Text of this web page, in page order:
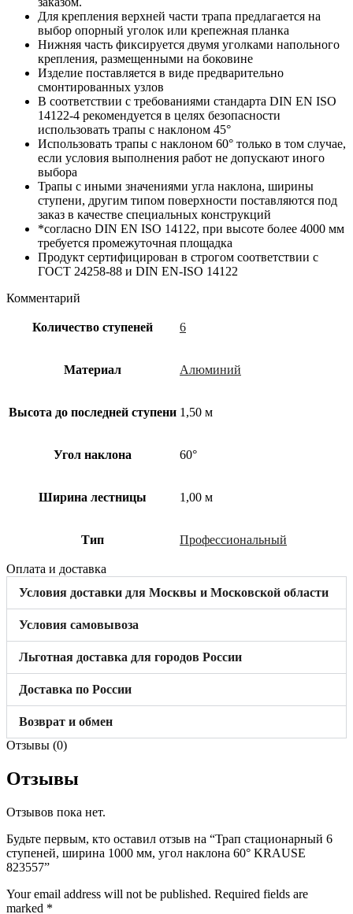
Для крепления верхней части трапа предлагается на
выбор опорный уголок или крепежная планка
Нижняя часть фиксируется двумя уголками напольного
крепления, размещенными на боковине
Изделие поставляется в виде предварительно
смонтированных узлов
В соответствии с требованиями стандарта DIN EN ISO
14122-4 рекомендуется в целях безопасности
использовать трапы с наклоном 45°
Использовать трапы с наклоном 60° только в том случае,
если условия выполнения работ не допускают иного
выбора
Трапы с иными значениями угла наклона, ширины
ступени, другим типом поверхности поставляются под
заказ в качестве специальных конструкций
*согласно DIN EN ISO 14122, при высоте более 4000 мм
требуется промежуточная площадка
Продукт сертифицирован в строгом соответствии с
ГОСТ 24258-88 и DIN EN-ISO 14122
Комментарий
Количество ступеней 6
Материал Алюминий
Высота до последней ступени 1,50 м
Угол наклона 60°
Ширина лестницы 1,00 м
Тип Профессиональный
Оплата и доставка
Условия доставки для Москвы и Московской области
Условия самовывоза
Льготная доставка для городов России
Доставка по России
Возврат и обмен
Отзывы (0)
Отзывы
Отзывов пока нет.
Будьте первым, кто оставил отзыв на “Трап стационарный 6
ступеней, ширина 1000 мм, угол наклона 60° KRAUSE
823557”
Your email address will not be published. Required fields are
marked *